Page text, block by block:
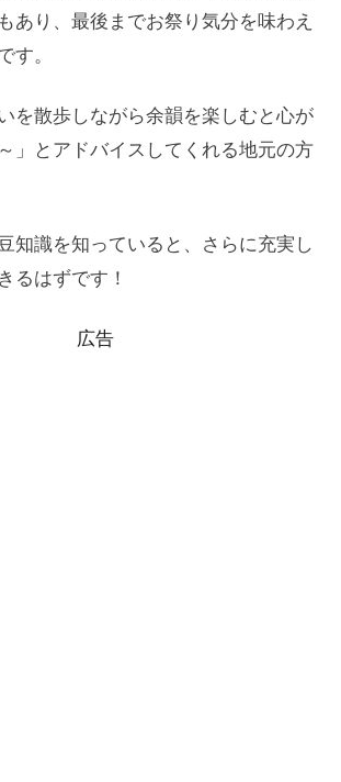
あり、最後までお祭り気分を味わえ
す。
を散歩しながら余韻を楽しむと心が
」とアドバイスしてくれる地元の方
知識を知っていると、さらに充実し
るはずです！
広告